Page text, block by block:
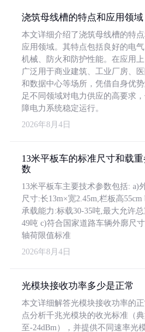
浇筑母线槽的特点和应用领域
本文详细介绍了浇筑母线槽的特点
应用领域。其特点包括良好的电气
机械、防火和防护性能。在应用上
广泛用于商业建筑、工业厂房、
和数据中心等场所，凭借自身优
足不同领域对电力供应的高要求
障电力系统稳定运行。
2026年8月4日
13米平板车的标准尺寸和载重
数
13米平板车主要技术参数包括: a)
尺寸:长13m×宽2.45m,栏板高55cm
承载能力:标载30-35吨,最大允许
49吨 c)符合国家道路车辆外廓尺寸
轴荷限值标准
2026年8月4日
光模块接收功率多少是正常
本文详细解答光模块接收功率的
点分析千兆光模块的收光标准（
至-24dBm），并提供不同速率光